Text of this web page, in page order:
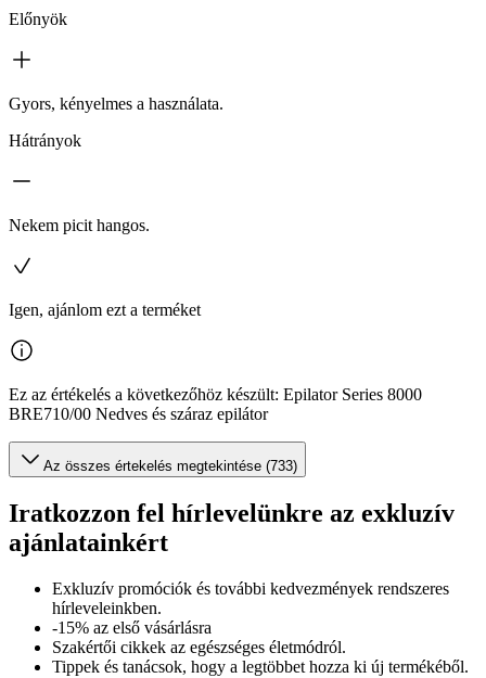
Előnyök
Gyors, kényelmes a használata.
Hátrányok
Nekem picit hangos.
Igen, ajánlom ezt a terméket
Ez az értékelés a következőhöz készült: Epilator Series 8000
BRE710/00 Nedves és száraz epilátor
Az összes értekelés megtekintése (733)
Iratkozzon fel hírlevelünkre az exkluzív
ajánlatainkért​
Exkluzív promóciók és további kedvezmények rendszeres
hírleveleinkben.
-15% az első vásárlásra
Szakértői cikkek az egészséges életmódról.
Tippek és tanácsok, hogy a legtöbbet hozza ki új termékéből.